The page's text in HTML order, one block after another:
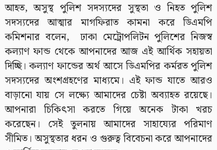
আহত, অসুস্থ পুলিশ সদস্যদের সুস্থতা ও নিহত পুলিশ
সদস্যদের আত্মার মাগফিরাত কামনা করে ডিএমপি
কমিশনার বলেন, ঢাকা মেট্রোপলিটন পুলিশের নিজস্ব
কল্যাণ ফান্ড থেকে আপনাদের আজ এই আর্থিক সহায়তা
দিচ্ছি। কল্যাণ ফান্ডের অর্থ আসে ডিএমপির কর্মরত পুলিশ
সদস্যদের অংশগ্রহণের মাধ্যমে। এই ফান্ড যাতে আরও
বাড়ানো যায় সে লক্ষ্যে আমাদের চেষ্টা অব্যাহত রয়েছে।
আপনারা চিকিৎসা করতে গিয়ে অনেক টাকা খরচ
করেছেন। সেই তুলনায় আমাদের সাহায্যের পরিমাণ
সীমিত। অসুস্থতার ধরন ও গুরুত্ব বিবেচনা করে আপনাদের